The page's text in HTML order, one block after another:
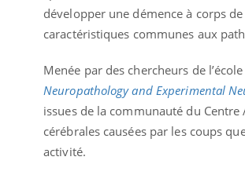
développer une démence à corps
caractéristiques communes aux
Menée par des chercheurs de
Neuropathology and Experimental
issues de la communauté du
cérébrales causées par les coups
activité.
Comment éviter une otite
Hantavirus : un cas
détecté chez un touriste
en France